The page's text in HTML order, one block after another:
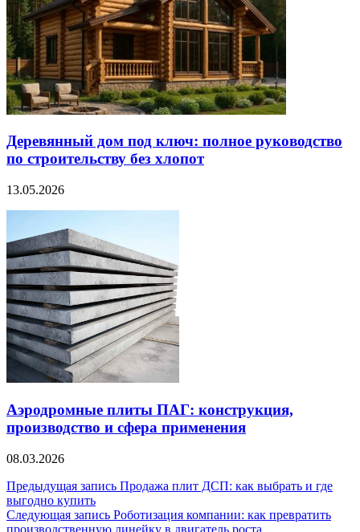
Деревянный дом под ключ: полное руководство
по строительству без хлопот
13.05.2026
Аэродромные плиты ПАГ: конструкция,
производство и сфера применения
08.03.2026
Навигация
по
Предыдущая запись Продажа плит ДСП: как выбрать и где
выгодно купить
Следующая запись Роботизация компании: как превратить
производственную линейку в двигатель роста